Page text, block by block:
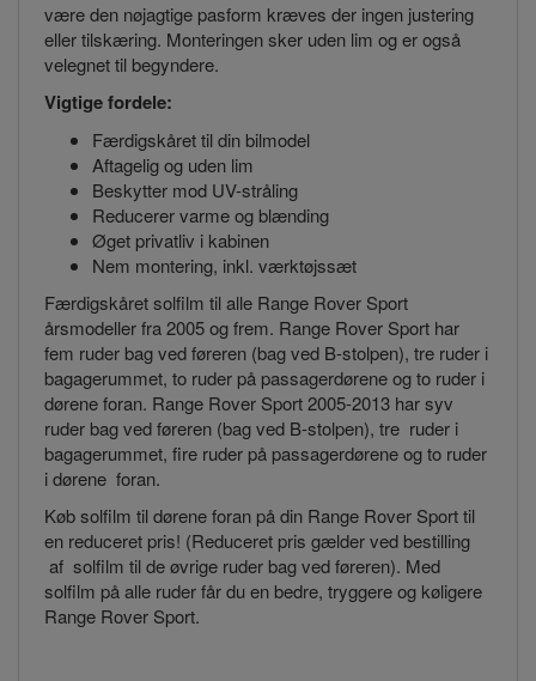
være den nøjagtige pasform kræves der ingen justering
eller tilskæring. Monteringen sker uden lim og er også
velegnet til begyndere.
Vigtige fordele:
Færdigskåret til din bilmodel
Aftagelig og uden lim
Beskytter mod UV-stråling
Reducerer varme og blænding
Øget privatliv i kabinen
Nem montering, inkl. værktøjssæt
Færdigskåret solfilm til alle Range Rover Sport
årsmodeller fra 2005 og frem. Range Rover Sport har
fem ruder bag ved føreren (bag ved B-stolpen), tre ruder i
bagagerummet, to ruder på passagerdørene og to ruder i
dørene foran. Range Rover Sport 2005-2013 har syv
ruder bag ved føreren (bag ved B-stolpen), tre ruder i
bagagerummet, fire ruder på passagerdørene og to ruder
i dørene foran.
Køb solfilm til dørene foran på din Range Rover Sport til
en reduceret pris! (Reduceret pris gælder ved bestilling
af solfilm til de øvrige ruder bag ved føreren). Med
solfilm på alle ruder får du en bedre, tryggere og køligere
Range Rover Sport.